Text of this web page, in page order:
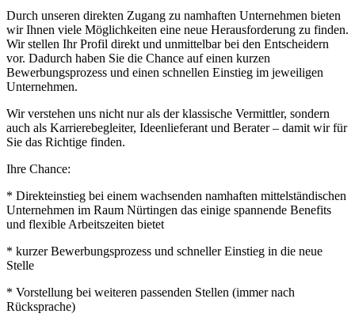
Durch unseren direkten Zugang zu namhaften Unternehmen bieten
wir Ihnen viele Möglichkeiten eine neue Herausforderung zu finden.
Wir stellen Ihr Profil direkt und unmittelbar bei den Entscheidern
vor. Dadurch haben Sie die Chance auf einen kurzen
Bewerbungsprozess und einen schnellen Einstieg im jeweiligen
Unternehmen.
Wir verstehen uns nicht nur als der klassische Vermittler, sondern
auch als Karrierebegleiter, Ideenlieferant und Berater – damit wir für
Sie das Richtige finden.
Ihre Chance:
* Direkteinstieg bei einem wachsenden namhaften mittelständischen
Unternehmen im Raum Nürtingen das einige spannende Benefits
und flexible Arbeitszeiten bietet
* kurzer Bewerbungsprozess und schneller Einstieg in die neue
Stelle
* Vorstellung bei weiteren passenden Stellen (immer nach
Rücksprache)